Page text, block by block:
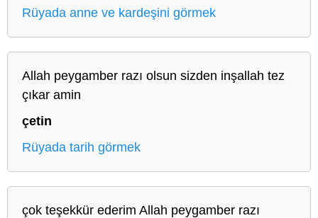
Rüyada anne ve kardeşini görmek
Allah peygamber razı olsun sizden inşallah tez
çıkar amin
çetin
Rüyada tarih görmek
çok teşekkür ederim Allah peygamber razı